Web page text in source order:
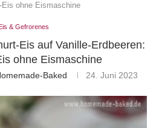
Eis ohne Eismaschine
& Gefrorenes
Eis auf Vanille-Erdbeeren:
ohne Eismaschine
Baked 24. Juni 2023